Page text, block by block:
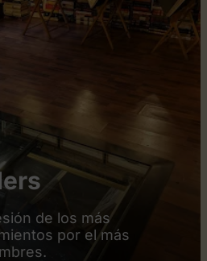
de los más
por el más